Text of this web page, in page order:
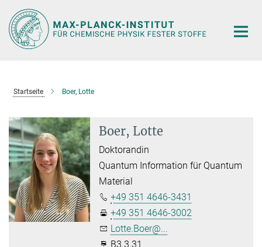
Hauptinhalt
Startseite Boer, Lotte
Boer, Lotte
Doktorandin
Quantum Information für Quantum
Material
+49 351 4646-3431
+49 351 4646-3002
Lotte.Boer@...
B3.3.31